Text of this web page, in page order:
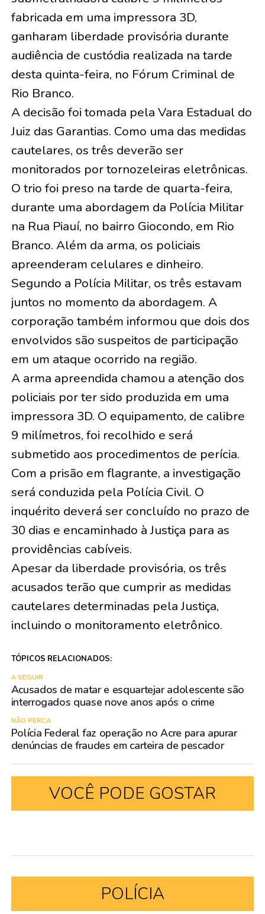
fabricada em uma impressora 3D,
ganharam liberdade provisória durante
audiência de custódia realizada na tarde
desta quinta-feira, no Fórum Criminal de
Rio Branco.
A decisão foi tomada pela Vara Estadual do
Juiz das Garantias. Como uma das medidas
cautelares, os três deverão ser
monitorados por tornozeleiras eletrônicas.
O trio foi preso na tarde de quarta-feira,
durante uma abordagem da Polícia Militar
na Rua Piauí, no bairro Giocondo, em Rio
Branco. Além da arma, os policiais
apreenderam celulares e dinheiro.
Segundo a Polícia Militar, os três estavam
juntos no momento da abordagem. A
corporação também informou que dois dos
envolvidos são suspeitos de participação
em um ataque ocorrido na região.
A arma apreendida chamou a atenção dos
policiais por ter sido produzida em uma
impressora 3D. O equipamento, de calibre
9 milímetros, foi recolhido e será
submetido aos procedimentos de perícia.
Com a prisão em flagrante, a investigação
será conduzida pela Polícia Civil. O
inquérito deverá ser concluído no prazo de
30 dias e encaminhado à Justiça para as
providências cabíveis.
Apesar da liberdade provisória, os três
acusados terão que cumprir as medidas
cautelares determinadas pela Justiça,
incluindo o monitoramento eletrônico.
TÓPICOS RELACIONADOS:
A SEGUIR
Acusados de matar e esquartejar adolescente são
interrogados quase nove anos após o crime
NÃO PERCA
Polícia Federal faz operação no Acre para apurar
denúncias de fraudes em carteira de pescador
VOCÊ PODE GOSTAR
POLÍCIA